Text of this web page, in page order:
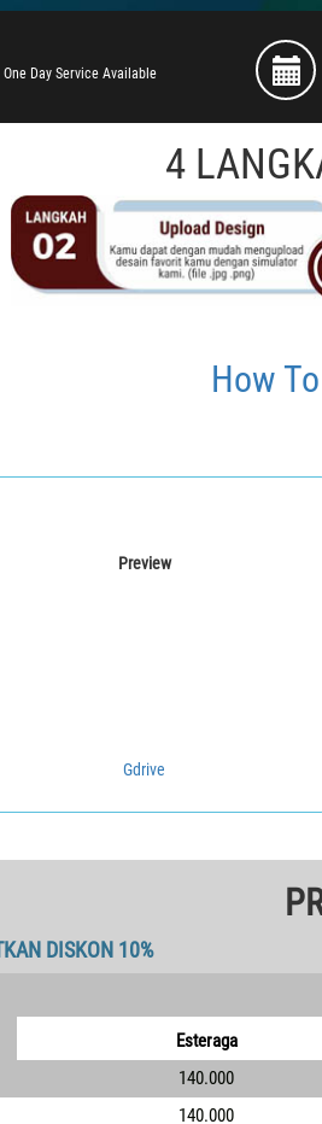
One Day Service Available
4
How
Preview
Gdrive
DISKON 10%
Esteraga
140.000
140.000